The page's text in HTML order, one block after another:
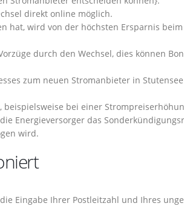
direkt online möglich.
hat, wird von der höchsten Ersparnis beim
durch den Wechsel, dies können
zum neuen Stromanbieter in Stutensee
bei einer
Energieversorger das
wird.
Eingabe Ihrer Postleitzahl und Ihres